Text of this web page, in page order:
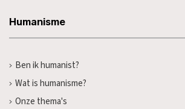
Humanisme
Ben ik humanist?
Wat is humanisme?
Onze thema's